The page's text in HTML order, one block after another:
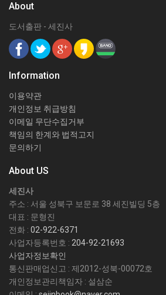
About
도서출판 - 세진사
Information
이용약관
개인정보 취급방침
이메일 무단수집거부
책임의 한계와 법적고지
문의하기
About US
세진사
주소 : 서울 성북구 보문로 38 세진빌딩 5층
대표 : 문형진
전화 : 02-922-6371
사업자등록번호 : 204-92-21693
사업자정보확인
통신판매업신고 : 제2012-성북-00072호
개인정보관리책임자 : 설삼순